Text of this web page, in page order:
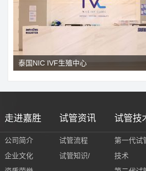
泰国NIC IVF生殖中心
走进嘉胜
公司简介
企业文化
试管资讯
试管流程
试管知识/
试管技
第一代试
技术